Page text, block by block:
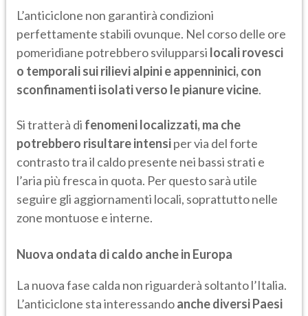
L’anticiclone non garantirà condizioni
perfettamente stabili ovunque. Nel corso delle ore
pomeridiane potrebbero svilupparsi locali rovesci
o temporali sui rilievi alpini e appenninici, con
sconfinamenti isolati verso le pianure vicine.
Si tratterà di fenomeni localizzati, ma che
potrebbero risultare intensiper via del forte
contrasto tra il caldo presente nei bassi strati e
l’aria più fresca in quota. Per questo sarà utile
seguire gli aggiornamenti locali, soprattutto nelle
zone montuose e interne.
Nuova ondata di caldo anche in Europa
La nuova fase calda non riguarderà soltanto l’Italia.
L’anticiclone sta interessandoanche diversi Paesi